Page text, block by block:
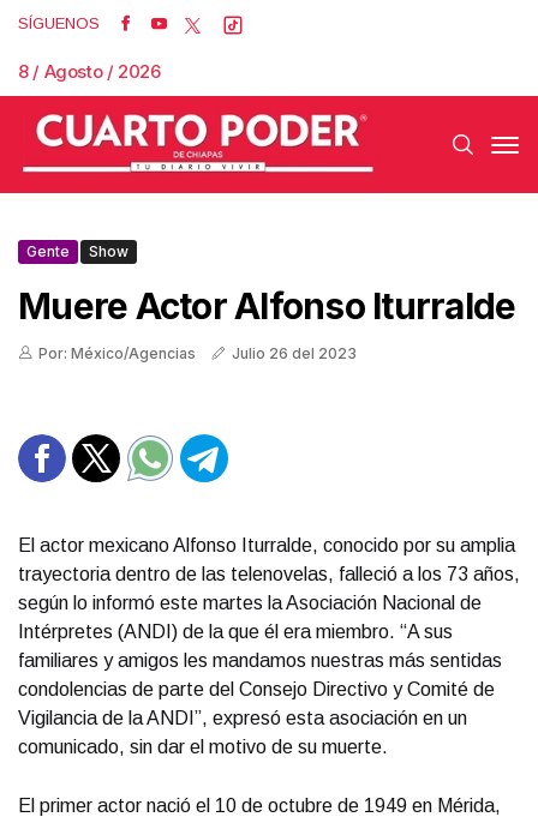
SÍGUENOS
8 / Agosto / 2026
Gente Show
Muere Actor Alfonso Iturralde
Por: México/Agencias Julio 26 del 2023
El actor mexicano Alfonso Iturralde, conocido por su amplia
trayectoria dentro de las telenovelas, falleció a los 73 años,
según lo informó este martes la Asociación Nacional de
Intérpretes (ANDI) de la que él era miembro. “A sus
familiares y amigos les mandamos nuestras más sentidas
condolencias de parte del Consejo Directivo y Comité de
Vigilancia de la ANDI”, expresó esta asociación en un
comunicado, sin dar el motivo de su muerte.
El primer actor nació el 10 de octubre de 1949 en Mérida,